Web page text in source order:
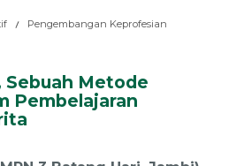
Pengembangan Keprofesian
Metode
Pembelajaran